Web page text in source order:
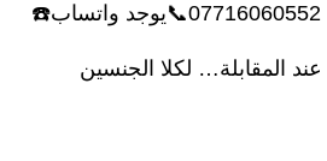
المقابلة… لكلا الجنسين